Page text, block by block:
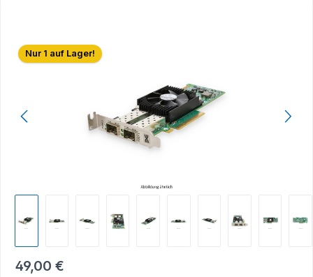
Bildergalerie überspringen
Nur 1 auf Lager!
49,00 €